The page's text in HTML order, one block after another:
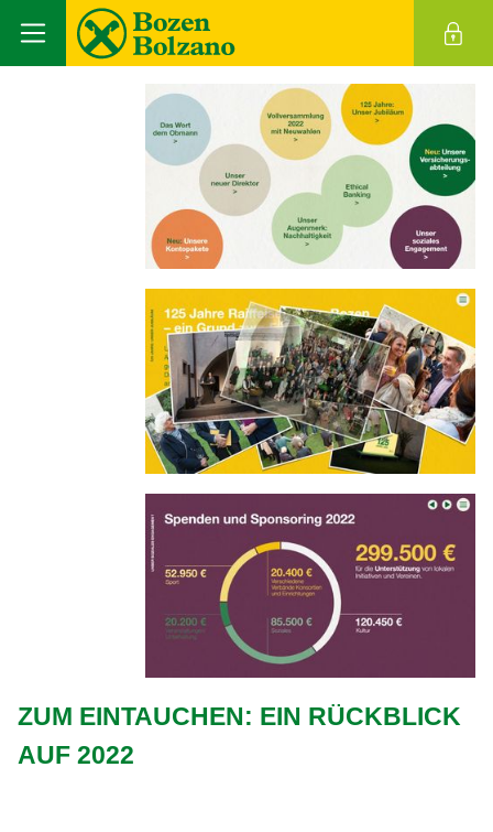
ZUM EINTAUCHEN: EIN RÜCKBLICK
AUF 2022